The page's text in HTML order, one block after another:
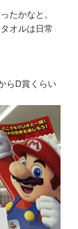
たかなと。
オルは日常
らD賞くらい